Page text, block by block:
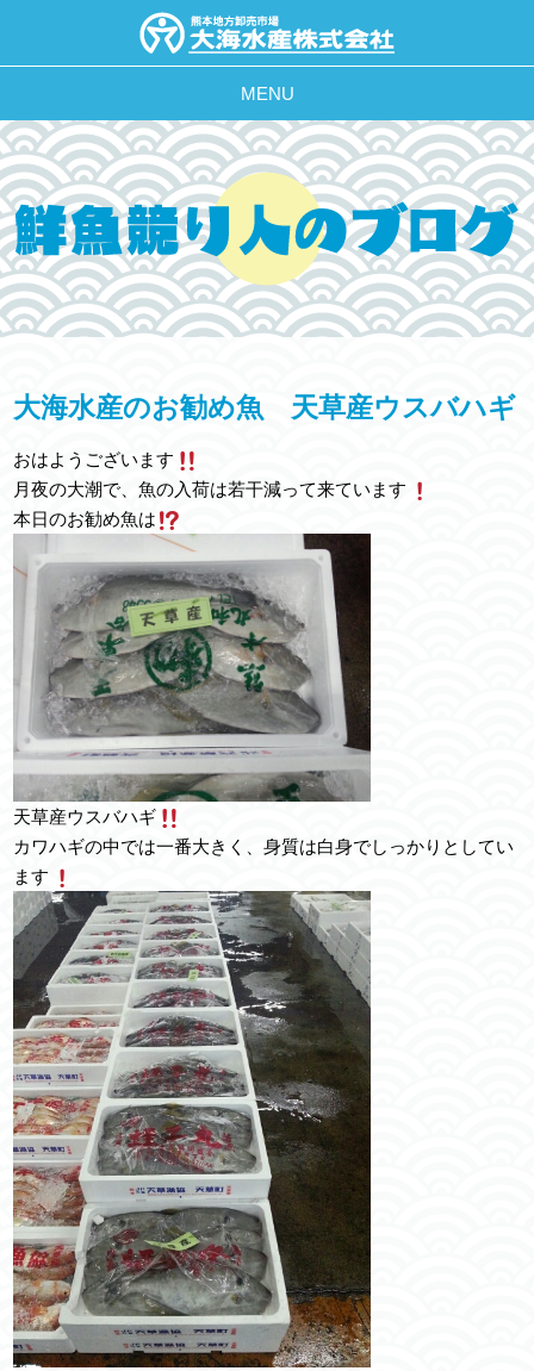
MENU
大海水産のお勧め魚 天草産ウスバハギ
おはようございます
月夜の大潮で、魚の入荷は若干減って来ています
本日のお勧め魚は
天草産ウスバハギ
カワハギの中では一番大きく、身質は白身でしっかりとしてい
ます